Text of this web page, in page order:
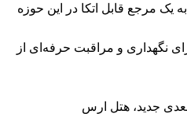
کار 119 امروز به یک مرجع قابل اتکا در این حوزه
برای نگهداری و مراقبت حرفه‌ای از
سعدی جدید، هتل ارس